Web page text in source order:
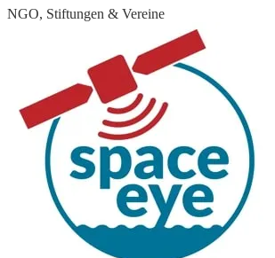
NGO, Stiftungen & Vereine